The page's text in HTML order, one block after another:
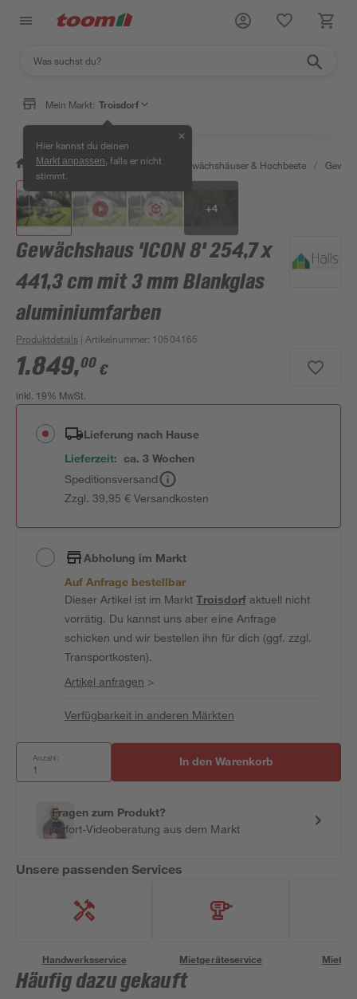
Mein Markt: Troisdorf
Hier kannst du deinen
Markt anpassen , falls er nicht
stimmt.
✕
/ Garten & Freizeit / Anzucht, Gewächshäuser & Hochbeete /
+4
Gewächshaus 'ICON 8' 254,7 x
441,3 cm mit 3 mm Blankglas
aluminiumfarben
Produktdetails | Artikelnummer: 10504165
1.849,00 €
inkl. 19% MwSt.
Lieferung nach Hause
Lieferzeit: ca. 3 Wochen
Speditionsversand
Zzgl. 39,95 € Versandkosten
Abholung im Markt
Auf Anfrage bestellbar
Dieser Artikel ist im MarktTroisdorfaktuell nicht
vorrätig. Du kannst uns aber eine Anfrage
schicken und wir bestellen ihn für dich (ggf. zzgl.
Transportkosten).
Artikel anfragen >
Verfügbarkeit in anderen Märkten
Anzahl: In den Warenkorb
Fragen zum Produkt?
Sofort-Videoberatung aus dem Markt
Unsere passenden Services
Handwerksservice Mietgeräteservice
Häufig dazu gekauft